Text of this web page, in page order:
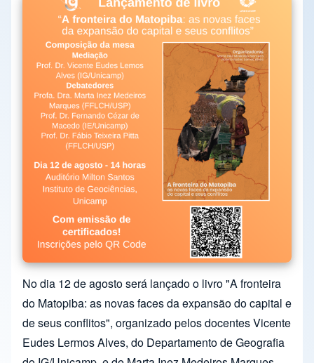
No dia 12 de agosto será lançado o livro "A fronteira
do Matopiba: as novas faces da expansão do capital e
de seus conflitos", organizado pelos docentes Vicente
Eudes Lermos Alves, do Departamento de Geografia